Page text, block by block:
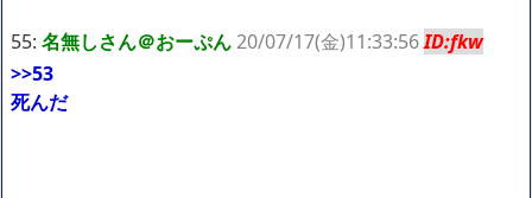
55: 名無しさん＠おーぷん20/07/17(金)11:33:56ID:fkw
>>53
死んだ